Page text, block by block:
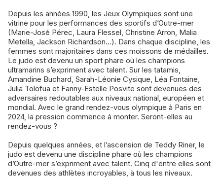
Depuis les années 1990, les Jeux Olympiques sont une
vitrine pour les performances des sportifs d’Outre-mer
(Marie-José Pérec, Laura Flessel, Christine Arron, Malia
Metella, Jackson Richardson...). Dans chaque discipline, les
femmes sont majoritaires dans ces moissons de médailles.
Le judo est devenu un sport phare où les champions
ultramarins s’expriment avec talent. Sur les tatamis,
Amandine Buchard, Sarah-Léonie Cysique, Léa Fontaine,
Julia Tolofua et Fanny-Estelle Posvite sont devenues des
adversaires redoutables aux niveaux national, européen et
mondial. Avec le grand rendez-vous olympique à Paris en
2024, la pression commence à monter. Seront-elles au
rendez-vous ?
Depuis quelques années, et l’ascension de Teddy Riner, le
judo est devenu une discipline phare où les champions
d’Outre-mer s’expriment avec talent. Cinq d'entre elles sont
devenues des athlètes incroyables, à tous les niveaux.